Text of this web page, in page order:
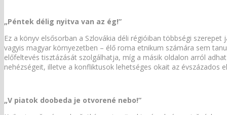
„Péntek délig nyitva van az ég!”
Ez a könyv elsősorban a Szlovákia déli régióiban többségi
vagyis magyar környezetben – élő roma etnikum számára sem
előfeltevés tisztázását szolgálhatja, míg a másik oldalon arról
nehézségeit, illetve a konfliktusok lehetséges okait az évszázados
„V piatok doobeda je otvorené nebo!”